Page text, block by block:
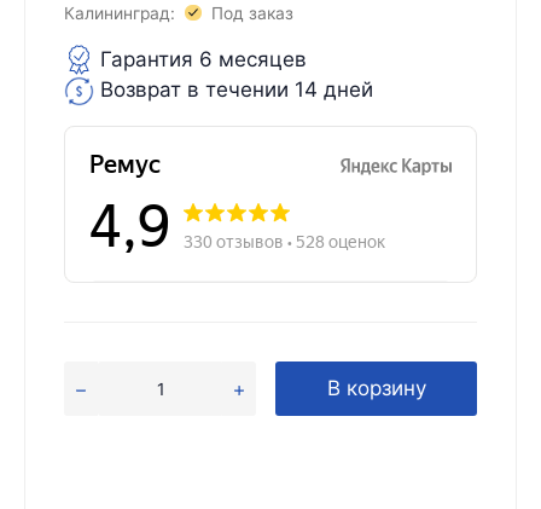
Калининград:
Под заказ
Гарантия 6 месяцев
Возврат в течении 14 дней
В корзину